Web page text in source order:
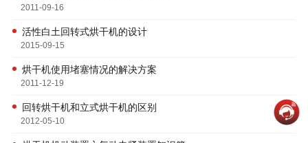
2011-09-16
活性白土回转式烘干机的设计
2015-09-15
烘干机使用堵塞情况的解决方案
2011-12-19
回转烘干机和立式烘干机的区别
2012-05-10